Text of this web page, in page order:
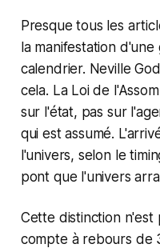
Presque tous les
la manifestation
calendrier. Neville
cela. La Loi de
sur l'état, pas sur
qui est assumé.
l'univers, selon le
pont que l'univers
Cette distinction n'est
compte à rebours de